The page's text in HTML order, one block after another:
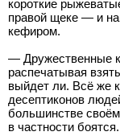
короткие
правой щеке — и
кефиром.
— Дружественные
распечатывая
выйдет ли. Всё же
десептиконов
большинстве
в частности